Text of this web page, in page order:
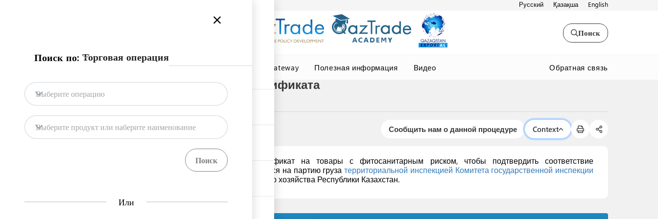
Русский Қазақша English
Поиск
Гос. системы Central Asia Gateway Полезная информация Видео Обратная связь
База портала
Гос. системы
Поиск по: Торговая операция
Выберите операцию
Выберите продукт или наберите наименование
Или
Получение фитосанитарного сертификата
Экспорт Масло растительное
Сообщить нам о данной процедуре Context
Экспортер должен получить фитосанитарный сертификат на товары с фитосанитарным риском, чтобы подтвердить соответствие
установленным требованиям. Такой сертификат выдается на партию груза территориальной инспекцией Комитета государственной инспекции
Министерства сельского хозяйства Республики Казахстан.